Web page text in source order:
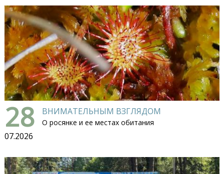
28
07.2026
ВНИМАТЕЛЬНЫМ ВЗГЛЯДОМ
О росянке и ее местах обитания